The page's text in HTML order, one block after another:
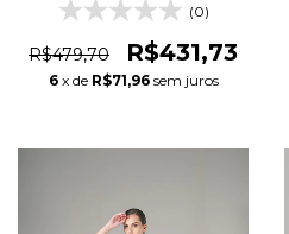
Style - Roxo Escuro
(0)
R$479,70 R$431,73
6 x de R$71,96 sem juros